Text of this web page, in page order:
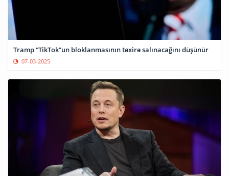
Tramp “TikTok”un bloklanmasının təxirə salınacağını düşünür
07-03-2025